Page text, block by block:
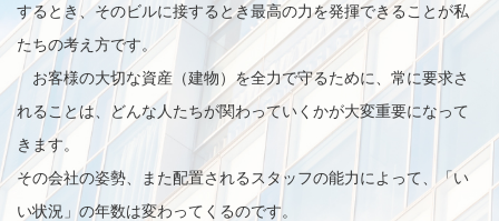
するとき、そのビルに接するとき最高の力を発揮できることが私
たちの考え方です。
お客様の大切な資産（建物）を全力で守るために、常に要求さ
れることは、どんな人たちが関わっていくかが大変重要になって
きます。
その会社の姿勢、また配置されるスタッフの能力によって、「い
い状況」の年数は変わってくるのです。